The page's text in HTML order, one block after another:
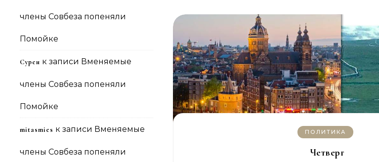
члены Совбеза попеняли
Помойке
Сурен к записи Вменяемые
члены Совбеза попеняли
Помойке
mitasmies к записи Вменяемые
члены Совбеза попеняли
ПОЛИТИКА
Четверг